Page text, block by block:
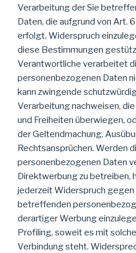
Verarbeitung der Sie
Daten, die aufgrund von Art.
erfolgt, Widerspruch
diese Bestimmungen
Verantwortliche verarbeitet
personenbezogenen Daten
kann zwingende
Verarbeitung nachweisen,
und Freiheiten überwiegen,
der Geltendmachung,
Rechtsansprüchen. Werden
personenbezogenen Daten
Direktwerbung zu betreiben,
jederzeit Widerspruch gegen
betreffenden
derartiger Werbung
Profiling, soweit es mit
Verbindung steht.